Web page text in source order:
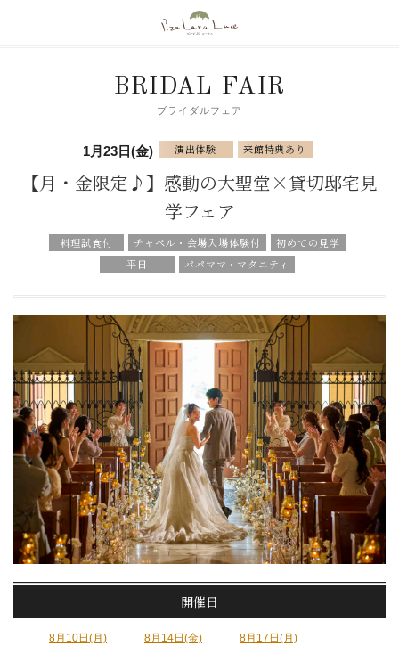
BRIDAL FAIR
ブライダルフェア
1月23日(金) 演出体験 来館特典あり
【月・金限定♪】感動の大聖堂×貸切邸宅見
学フェア
料理試食付 チャペル・会場入場体験付
初めての見学
平日
パパママ・マタニティ
開催日
8月10日(月) 8月14日(金)
8月17日(月)